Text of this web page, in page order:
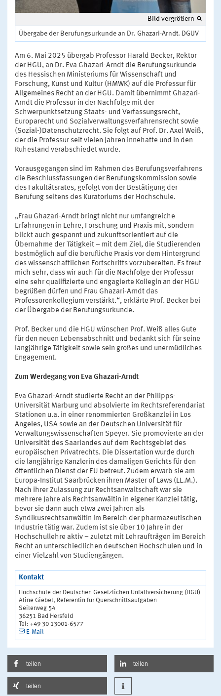
Bild vergrößern
Übergabe der Berufungsurkunde an Dr. Ghazari-Arndt. DGUV
Am 6. Mai 2025 übergab Professor Harald Becker, Rektor
der HGU, an Dr. Eva Ghazari-Arndt die Berufungsurkunde
des Hessischen Ministeriums für Wissenschaft und
Forschung, Kunst und Kultur (HMWK) auf die Professur für
Allgemeines Recht an der HGU. Damit übernimmt Ghazari-
Arndt die Professur in der Nachfolge mit der
Schwerpunktsetzung Staats- und Verfassungsrecht,
Europarecht und Sozialverwaltungsverfahrensrecht sowie
(Sozial-)Datenschutzrecht. Sie folgt auf Prof. Dr. Axel Weiß,
der die Professur seit vielen Jahren innehatte und in den
Ruhestand verabschiedet wurde.
Vorausgegangen sind im Rahmen des Berufungsverfahrens
die Beschlussfassungen der Berufungskommission sowie
des Fakultätsrates, gefolgt von der Bestätigung der
Berufung seitens des Kuratoriums der Hochschule.
„Frau Ghazari-Arndt bringt nicht nur umfangreiche
Erfahrungen in Lehre, Forschung und Praxis mit, sondern
blickt auch gespannt und zukunftsorientiert auf die
Übernahme der Tätigkeit – mit dem Ziel, die Studierenden
bestmöglich auf die berufliche Praxis vor dem Hintergrund
des wissenschaftlichen Fortschritts vorzubereiten. Es freut
mich sehr, dass wir auch für die Nachfolge der Professur
eine sehr qualifizierte und engagierte Kollegin an der HGU
begrüßen dürfen und Frau Ghazari-Arndt das
Professorenkollegium verstärkt.“, erklärte Prof. Becker bei
der Übergabe der Berufungsurkunde.
Prof. Becker und die HGU wünschen Prof. Weiß alles Gute
für den neuen Lebensabschnitt und bedankt sich für seine
langjährige Tätigkeit sowie sein großes und unermüdliches
Engagement.
Zum Werdegang von Eva Ghazari-Arndt
Eva Ghazari-Arndt studierte Recht an der Philipps-
Universität Marburg und absolvierte im Rechtsreferendariat
Stationen u.a. in einer renommierten Großkanzlei in Los
Angeles, USA sowie an der Deutschen Universität für
Verwaltungswissenschaften Speyer. Sie promovierte an der
Universität des Saarlandes auf dem Rechtsgebiet des
europäischen Privatrechts. Die Dissertation wurde durch
die langjährige Kanzlerin des damaligen Gerichts für den
öffentlichen Dienst der EU betreut. Zudem erwarb sie am
Europa-Institut Saarbrücken ihren Master of Laws (LL.M.).
Nach ihrer Zulassung zur Rechtsanwaltschaft war sie
mehrere Jahre als Rechtsanwältin in eigener Kanzlei tätig,
bevor sie dann auch etwa zwei Jahren als
Syndikusrechtsanwältin im Bereich der pharmazeutischen
Industrie tätig war. Zudem ist sie über 10 Jahre in der
Hochschullehre aktiv – zuletzt mit Lehraufträgen im Bereich
Recht an unterschiedlichen deutschen Hochschulen und in
einer Vielzahl von Studiengängen.
Kontakt
Hochschule der Deutschen Gesetzlichen Unfallversicherung (HGU)
Aline Giebel, Referentin für Querschnittsaufgaben
Seilerweg 54
36251 Bad Hersfeld
Tel: +49 30 13001-6577
E-Mail
teilen teilen
teilen